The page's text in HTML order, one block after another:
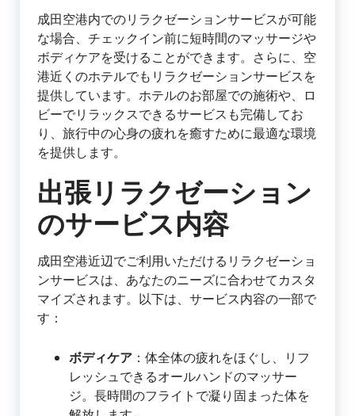
成田空港内でのリラクゼーションサービスが可能
な場合、チェックイン前に短時間のマッサージや
ボディケアを受けることができます。さらに、空
港近くのホテルでもリラクゼーションサービスを
提供しています。ホテルのお部屋での施術や、ロ
ビーでリラックスできるサービスも完備してお
り、旅行中の心身の疲れを癒すために最適な環境
を提供します。
出張リラクゼーション
のサービス内容
成田空港近辺でご利用いただけるリラクゼーショ
ンサービスは、あなたのニーズに合わせてカスタ
マイズされます。以下は、サービス内容の一部で
す：
ボディケア ：体全体の疲れをほぐし、リフ
レッシュできるオールハンドのマッサー
ジ。長時間のフライトで凝り固まった体を